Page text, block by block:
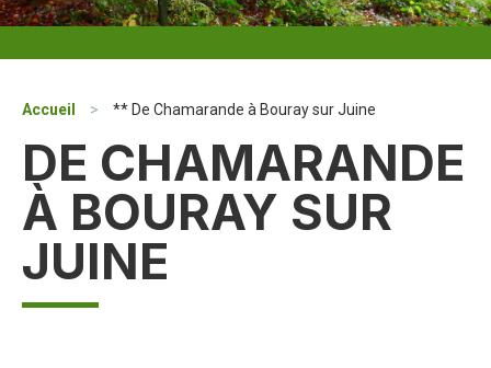
Accueil > ** De Chamarande à Bouray sur Juine
DE CHAMARANDE
À BOURAY SUR
JUINE